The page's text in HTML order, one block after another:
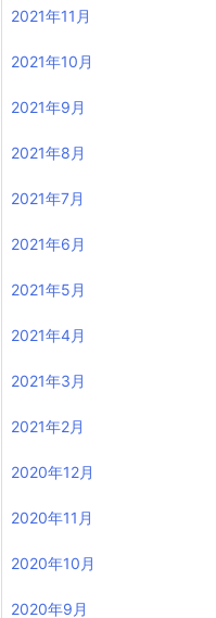
2021年11月
2021年10月
2021年9月
2021年8月
2021年7月
2021年6月
2021年5月
2021年4月
2021年3月
2021年2月
2020年12月
2020年11月
2020年10月
2020年9月